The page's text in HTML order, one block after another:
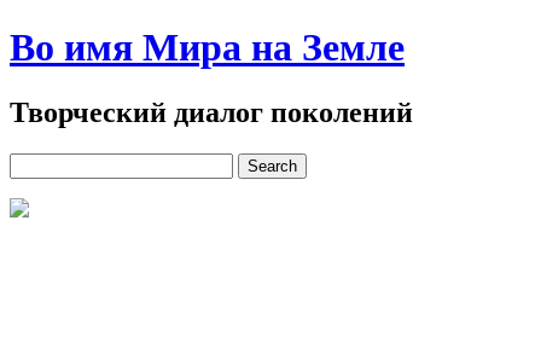
Во имя Мира на Земле
Творческий диалог поколений